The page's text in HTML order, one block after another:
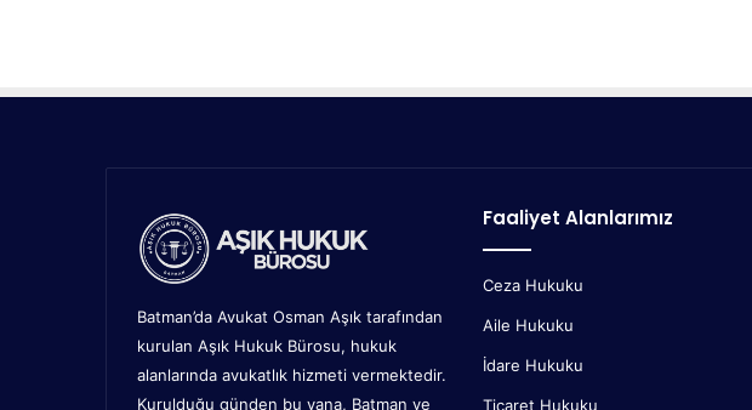
Batman’da Avukat Osman Aşık tarafından
kurulan Aşık Hukuk Bürosu, hukuk
alanlarında avukatlık hizmeti vermektedir.
Kurulduğu günden bu yana, Batman ve
Faaliyet Alanlarımız
Ceza Hukuku
Aile Hukuku
İdare Hukuku
Ticaret Hukuku